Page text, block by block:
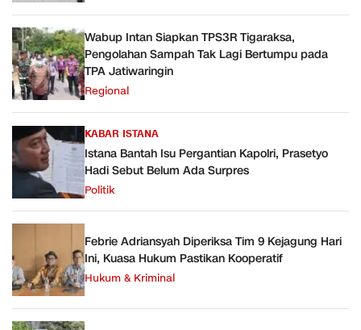
Wabup Intan Siapkan TPS3R Tigaraksa,
Pengolahan Sampah Tak Lagi Bertumpu pada
TPA Jatiwaringin
Regional
KABAR ISTANA
Istana Bantah Isu Pergantian Kapolri, Prasetyo
Hadi Sebut Belum Ada Surpres
Politik
Febrie Adriansyah Diperiksa Tim 9 Kejagung Hari
Ini, Kuasa Hukum Pastikan Kooperatif
Hukum & Kriminal